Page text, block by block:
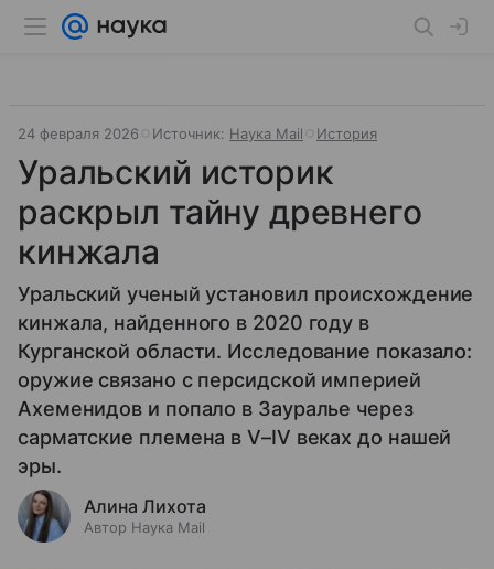
24 февраля 2026 Источник: Наука Mail История
Уральский историк
раскрыл тайну древнего
кинжала
Уральский ученый установил происхождение
кинжала, найденного в 2020 году в
Курганской области. Исследование показало:
оружие связано с персидской империей
Ахеменидов и попало в Зауралье через
сарматские племена в V–IV веках до нашей
эры.
Алина Лихота
Автор Наука Mail